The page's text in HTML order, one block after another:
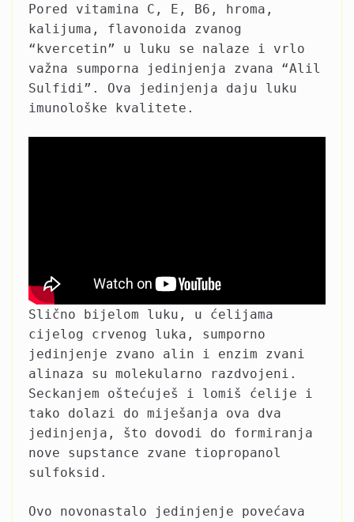
Pored vitamina C, E, B6, hroma,
kalijuma, flavonoida zvanog
“kvercetin” u luku se nalaze i vrlo
važna sumporna jedinjenja zvana “Alil
Sulfidi”. Ova jedinjenja daju luku
imunološke kvalitete.
Slično bijelom luku, u ćelijama
cijelog crvenog luka, sumporno
jedinjenje zvano alin i enzim zvani
alinaza su molekularno razdvojeni.
Seckanjem oštećuješ i lomiš ćelije i
tako dolazi do miješanja ova dva
jedinjenja, što dovodi do formiranja
nove supstance zvane tiopropanol
sulfoksid.
Ovo novonastalo jedinjenje povećava